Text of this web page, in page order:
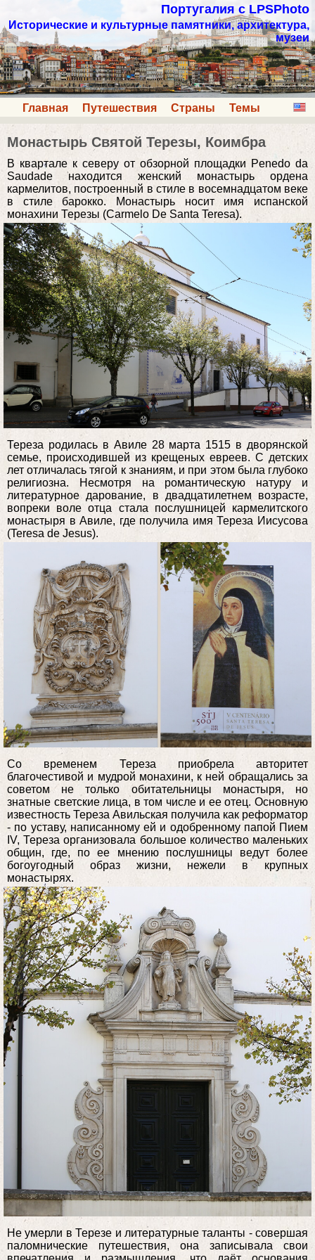
Португалия с LPSPhoto
Исторические и культурные памятники, архитектура,
музеи
Главная Путешествия Страны Темы
Монастырь Святой Терезы, Коимбра
В квартале к северу от обзорной площадки Penedo da
Saudade находится женский монастырь ордена
кармелитов, построенный в стиле в восемнадцатом веке
в стиле барокко. Монастырь носит имя испанской
монахини Терезы (Carmelo De Santa Teresa).
Тереза родилась в Авиле 28 марта 1515 в дворянской
семье, происходившей из крещеных евреев. С детских
лет отличалась тягой к знаниям, и при этом была глубоко
религиозна. Несмотря на романтическую натуру и
литературное дарование, в двадцатилетнем возрасте,
вопреки воле отца стала послушницей кармелитского
монастыря в Авиле, где получила имя Тереза Иисусова
(Teresa de Jesus).
Со временем Тереза приобрела авторитет
благочестивой и мудрой монахини, к ней обращались за
советом не только обитательницы монастыря, но
знатные светские лица, в том числе и ее отец. Основную
известность Тереза Авильская получила как реформатор
- по уставу, написанному ей и одобренному папой Пием
IV, Тереза организовала большое количество маленьких
общин, где, по ее мнению послушницы ведут более
богоугодный образ жизни, нежели в крупных
монастырях.
Не умерли в Терезе и литературные таланты - совершая
паломнические путешествия, она записывала свои